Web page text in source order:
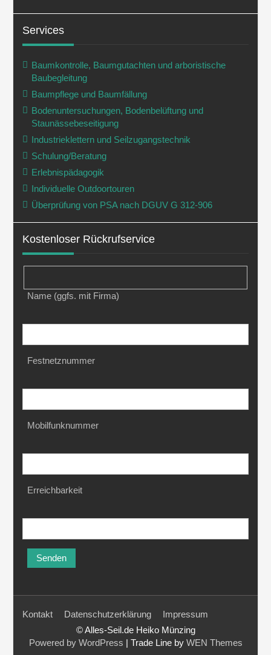
Services
Baumkontrolle, Baumgutachten und arboristische
Baubegleitung
Baumpflege und Baumfällung
Bodenuntersuchungen, Bodenbelüftung und
Staunässebeseitigung
Industrieklettern und Seilzugangstechnik
Schulung/Beratung
Erlebnispädagogik
Individuelle Outdoortouren
Überprüfung von PSA nach DGUV G 312-906
Kostenloser Rückrufservice
Name (ggfs. mit Firma)
Festnetznummer
Mobilfunknummer
Erreichbarkeit
Kontakt Datenschutzerklärung
Impressum
© Alles-Seil.de Heiko Münzing
Powered by WordPress | Trade Line by WEN Themes